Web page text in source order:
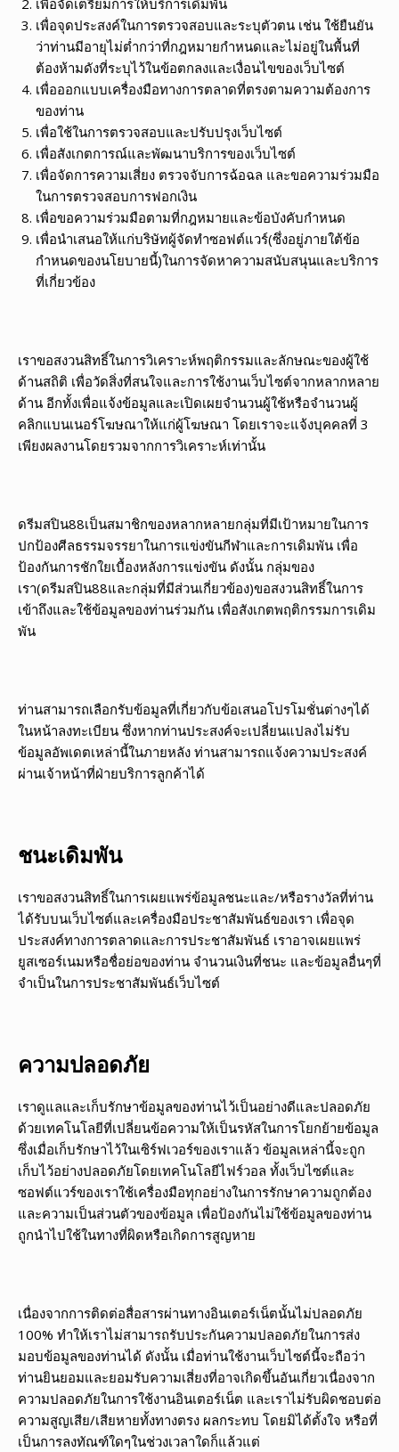
เพื่อจุดประสงค์ในการตรวจสอบและระบุตัวตน เช่น ใช้ยืนยัน
ว่าท่านมีอายุไม่ต่ำกว่าที่กฎหมายกำหนดและไม่อยู่ในพื้นที่
ต้องห้ามดังที่ระบุไว้ในข้อตกลงและเงื่อนไขของเว็บไซต์
เพื่อออกแบบเครื่องมือทางการตลาดที่ตรงตามความต้องการ
ของท่าน
เพื่อใช้ในการตรวจสอบและปรับปรุงเว็บไซต์
เพื่อสังเกตการณ์และพัฒนาบริการของเว็บไซต์
เพื่อจัดการความเสี่ยง ตรวจจับการฉ้อฉล และขอความร่วมมือ
ในการตรวจสอบการฟอกเงิน
เพื่อขอความร่วมมือตามที่กฎหมายและข้อบังคับกำหนด
เพื่อนำเสนอให้แก่บริษัทผู้จัดทำซอฟต์แวร์(ซึ่งอยู่ภายใต้ข้อ
กำหนดของนโยบายนี้)ในการจัดหาความสนับสนุนและบริการ
ที่เกี่ยวข้อง
เราขอสงวนสิทธิ์ในการวิเคราะห์พฤติกรรมและลักษณะของผู้ใช้
ด้านสถิติ เพื่อวัดสิ่งที่สนใจและการใช้งานเว็บไซต์จากหลากหลาย
ด้าน อีกทั้งเพื่อแจ้งข้อมูลและเปิดเผยจำนวนผู้ใช้หรือจำนวนผู้
คลิกแบนเนอร์โฆษณาให้แก่ผู้โฆษณา โดยเราจะแจ้งบุคคลที่ 3
เพียงผลงานโดยรวมจากการวิเคราะห์เท่านั้น
ดรีมสปิน88เป็นสมาชิกของหลากหลายกลุ่มที่มีเป้าหมายในการ
ปกป้องศีลธรรมจรรยาในการแข่งขันกีฬาและการเดิมพัน เพื่อ
ป้องกันการชักใยเบื้องหลังการแข่งขัน ดังนั้น กลุ่มของ
เรา(ดรีมสปิน88และกลุ่มที่มีส่วนเกี่ยวข้อง)ขอสงวนสิทธิ์ในการ
เข้าถึงและใช้ข้อมูลของท่านร่วมกัน เพื่อสังเกตพฤติกรรมการเดิม
พัน
ท่านสามารถเลือกรับข้อมูลที่เกี่ยวกับข้อเสนอโปรโมชั่นต่างๆได้
ในหน้าลงทะเบียน ซึ่งหากท่านประสงค์จะเปลี่ยนแปลงไม่รับ
ข้อมูลอัพเดตเหล่านี้ในภายหลัง ท่านสามารถแจ้งความประสงค์
ผ่านเจ้าหน้าที่ฝ่ายบริการลูกค้าได้
ชนะเดิมพัน
เราขอสงวนสิทธิ์ในการเผยแพร่ข้อมูลชนะและ/หรือรางวัลที่ท่าน
ได้รับบนเว็บไซต์และเครื่องมือประชาสัมพันธ์ของเรา เพื่อจุด
ประสงค์ทางการตลาดและการประชาสัมพันธ์ เราอาจเผยแพร่
ยูสเซอร์เนมหรือชื่อย่อของท่าน จำนวนเงินที่ชนะ และข้อมูลอื่นๆที่
จำเป็นในการประชาสัมพันธ์เว็บไซต์
ความปลอดภัย
เราดูแลและเก็บรักษาข้อมูลของท่านไว้เป็นอย่างดีและปลอดภัย
ด้วยเทคโนโลยีที่เปลี่ยนข้อความให้เป็นรหัสในการโยกย้ายข้อมูล
ซึ่งเมื่อเก็บรักษาไว้ในเซิร์ฟเวอร์ของเราแล้ว ข้อมูลเหล่านี้จะถูก
เก็บไว้อย่างปลอดภัยโดยเทคโนโลยีไฟร์วอล ทั้งเว็บไซต์และ
ซอฟต์แวร์ของเราใช้เครื่องมือทุกอย่างในการรักษาความถูกต้อง
และความเป็นส่วนตัวของข้อมูล เพื่อป้องกันไม่ใช้ข้อมูลของท่าน
ถูกนำไปใช้ในทางที่ผิดหรือเกิดการสูญหาย
เนื่องจากการติดต่อสื่อสารผ่านทางอินเตอร์เน็ตนั้นไม่ปลอดภัย
100% ทำให้เราไม่สามารถรับประกันความปลอดภัยในการส่ง
มอบข้อมูลของท่านได้ ดังนั้น เมื่อท่านใช้งานเว็บไซต์นี้จะถือว่า
ท่านยินยอมและยอมรับความเสี่ยงที่อาจเกิดขึ้นอันเกี่ยวเนื่องจาก
ความปลอดภัยในการใช้งานอินเตอร์เน็ต และเราไม่รับผิดชอบต่อ
ความสูญเสีย/เสียหายทั้งทางตรง ผลกระทบ โดยมิได้ตั้งใจ หรือที่
เป็นการลงทัณฑ์ใดๆในช่วงเวลาใดก็แล้วแต่